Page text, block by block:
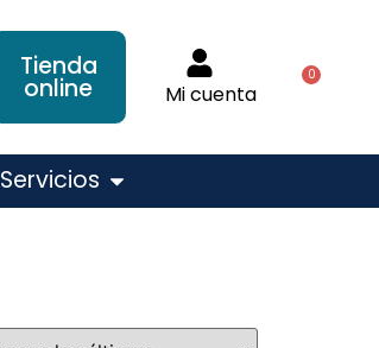
Tienda
online Mi cuenta
0
Servicios